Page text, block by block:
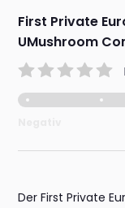
First Private
UMushroom
Der First Private